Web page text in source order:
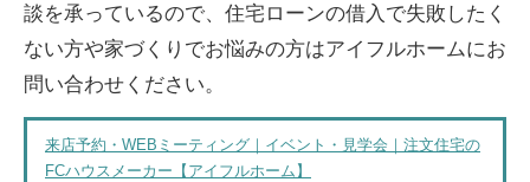
談を承っているので、住宅ローンの借入で失敗したく
ない方や家づくりでお悩みの方はアイフルホームにお
問い合わせください。
来店予約・WEBミーティング｜イベント・見学会｜注文住宅の
FCハウスメーカー【アイフルホーム】